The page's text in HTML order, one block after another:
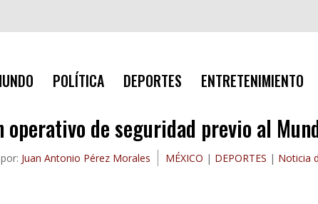
POLÍTICA DEPORTES ENTRETENIMIENTO
operativo de seguridad previo al
Juan Antonio Pérez Morales MÉXICO | DEPORTES | Noticia